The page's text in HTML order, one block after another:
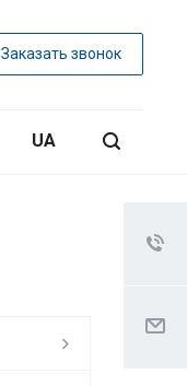
Заказать звонок
UA